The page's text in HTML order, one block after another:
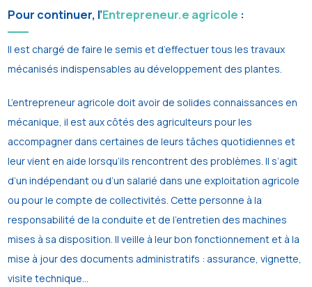
Pour continuer, l’Entrepreneur.e agricole :
Il est chargé de faire le semis et d’effectuer tous les travaux
mécanisés indispensables au développement des plantes.
L’entrepreneur agricole doit avoir de solides connaissances en
mécanique, il est aux côtés des agriculteurs pour les
accompagner dans certaines de leurs tâches quotidiennes et
leur vient en aide lorsqu’ils rencontrent des problèmes. Il s’agit
d’un indépendant ou d’un salarié dans une exploitation agricole
ou pour le compte de collectivités. Cette personne à la
responsabilité de la conduite et de l’entretien des machines
mises à sa disposition. Il veille à leur bon fonctionnement et à la
mise à jour des documents administratifs : assurance, vignette,
visite technique…